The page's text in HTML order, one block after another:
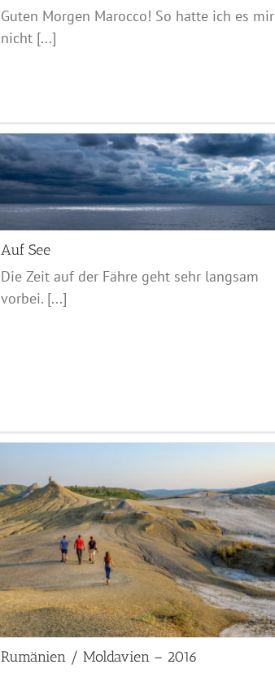
Guten Morgen Marocco! So hatte ich es mir
nicht [...]
Auf See
Die Zeit auf der Fähre geht sehr langsam
vorbei. [...]
Rumänien / Moldavien – 2016
1. Tag Plaus – Podklanec
Rumänien & Moldavien - 2016